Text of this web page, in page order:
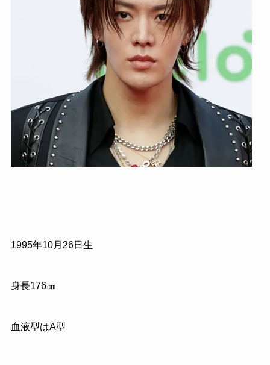
1995年10月26日生
身長176㎝
血液型はA型